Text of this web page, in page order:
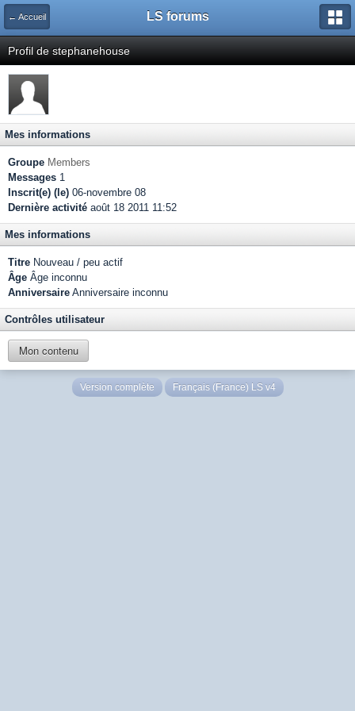
← Accueil LS forums
Profil de stephanehouse
Mes informations
Groupe Members
Messages 1
Inscrit(e) (le) 06-novembre 08
Dernière activité août 18 2011 11:52
Mes informations
Titre Nouveau / peu actif
Âge Âge inconnu
Anniversaire Anniversaire inconnu
Contrôles utilisateur
Mon contenu
Version complète Français (France) LS v4